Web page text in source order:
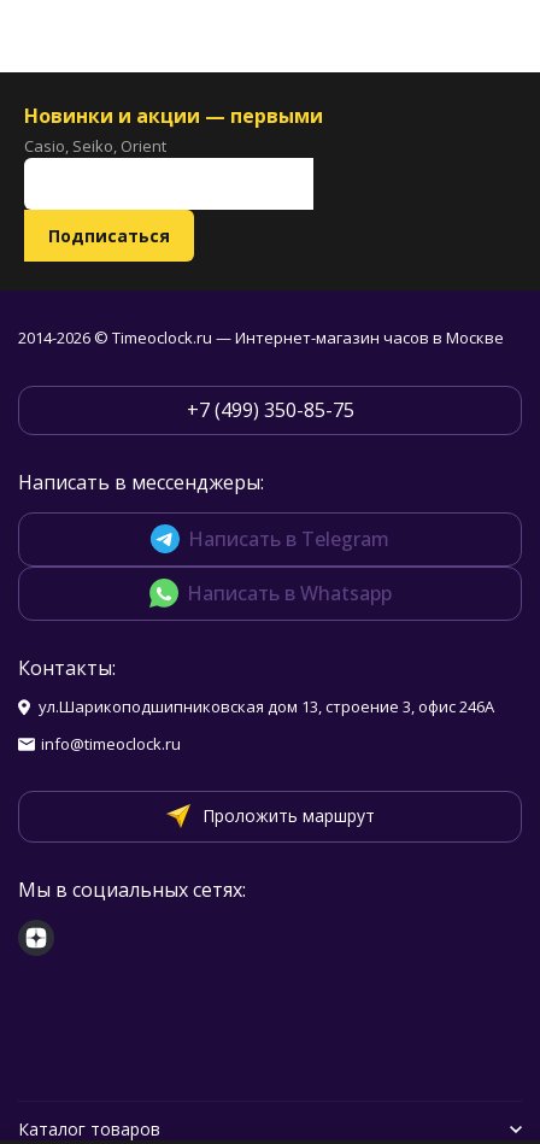
Новинки и акции — первыми
Casio, Seiko, Orient
2014-2026 © Timeoclock.ru — Интернет-магазин часов в Москве
+7 (499) 350-85-75
Написать в мессенджеры:
Написать в Telegram
Написать в Whatsapp
Контакты:
ул.Шарикоподшипниковская дом 13, строение 3, офис 246А
info@timeoclock.ru
Проложить маршрут
Мы в социальных сетях:
Каталог товаров